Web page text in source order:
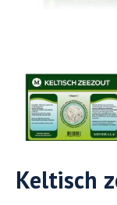
Keltisch